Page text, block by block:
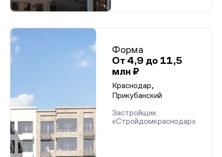
Форма
От 4,9 до 11,5
млн ₽
Краснодар,
Прикубанский
Застройщик
«Стройдомкраснодар»